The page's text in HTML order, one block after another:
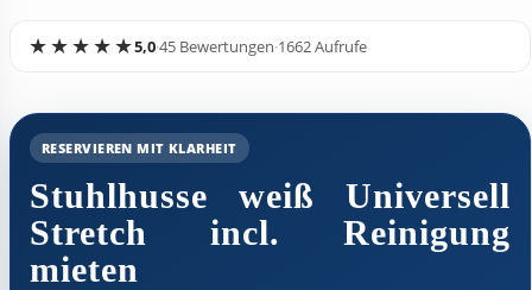
5,0·45 Bewertungen·1662 Aufrufe
RESERVIEREN MIT KLARHEIT
Stuhlhusse weiß Universell
Stretch incl. Reinigung
mieten